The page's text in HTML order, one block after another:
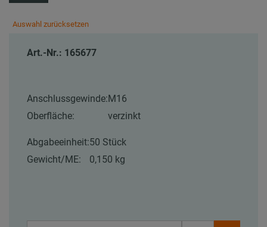
Auswahl zurücksetzen
Art.-Nr.: 165677
Anschlussgewinde:M16
Oberfläche:
verzinkt
Abgabeeinheit:50 Stück
Gewicht/ME:
0,150 kg